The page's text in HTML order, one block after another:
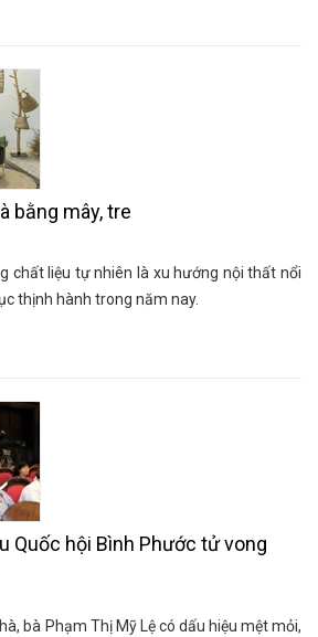
bằng mây, tre
chất liệu tự nhiên là xu hướng nội thất nổi
thịnh hành trong năm nay.
Quốc hội Bình Phước tử vong
bà Phạm Thị Mỹ Lệ có dấu hiệu mệt mỏi,